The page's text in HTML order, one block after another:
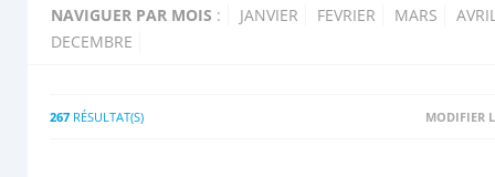
NAVIGUER PAR MOIS : JANVIER FEVRIER MARS
DECEMBRE
267 RÉSULTAT(S) MODIFIER